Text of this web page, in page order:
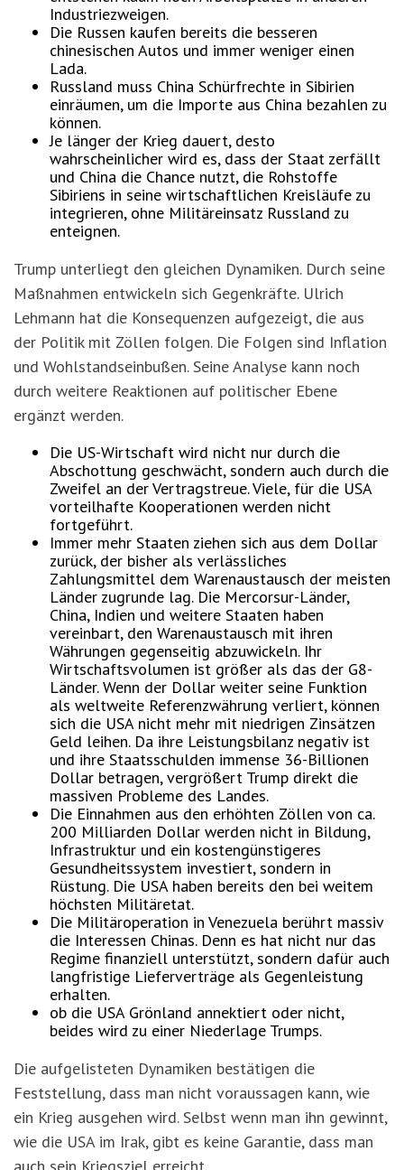
Industriezweigen.
Die Russen kaufen bereits die besseren
chinesischen Autos und immer weniger einen
Lada.
Russland muss China Schürfrechte in Sibirien
einräumen, um die Importe aus China bezahlen zu
können.
Je länger der Krieg dauert, desto
wahrscheinlicher wird es, dass der Staat zerfällt
und China die Chance nutzt, die Rohstoffe
Sibiriens in seine wirtschaftlichen Kreisläufe zu
integrieren, ohne Militäreinsatz Russland zu
enteignen.
Trump unterliegt den gleichen Dynamiken. Durch seine
Maßnahmen entwickeln sich Gegenkräfte. Ulrich
Lehmann hat die Konsequenzen aufgezeigt, die aus
der Politik mit Zöllen folgen. Die Folgen sind Inflation
und Wohlstandseinbußen. Seine Analyse kann noch
durch weitere Reaktionen auf politischer Ebene
ergänzt werden.
Die US-Wirtschaft wird nicht nur durch die
Abschottung geschwächt, sondern auch durch die
Zweifel an der Vertragstreue. Viele, für die USA
vorteilhafte Kooperationen werden nicht
fortgeführt.
Immer mehr Staaten ziehen sich aus dem Dollar
zurück, der bisher als verlässliches
Zahlungsmittel dem Warenaustausch der meisten
Länder zugrunde lag. Die Mercorsur-Länder,
China, Indien und weitere Staaten haben
vereinbart, den Warenaustausch mit ihren
Währungen gegenseitig abzuwickeln. Ihr
Wirtschaftsvolumen ist größer als das der G8-
Länder. Wenn der Dollar weiter seine Funktion
als weltweite Referenzwährung verliert, können
sich die USA nicht mehr mit niedrigen Zinsätzen
Geld leihen. Da ihre Leistungsbilanz negativ ist
und ihre Staatsschulden immense 36-Billionen
Dollar betragen, vergrößert Trump direkt die
massiven Probleme des Landes.
Die Einnahmen aus den erhöhten Zöllen von ca.
200 Milliarden Dollar werden nicht in Bildung,
Infrastruktur und ein kostengünstigeres
Gesundheitssystem investiert, sondern in
Rüstung. Die USA haben bereits den bei weitem
höchsten Militäretat.
Die Militäroperation in Venezuela berührt massiv
die Interessen Chinas. Denn es hat nicht nur das
Regime finanziell unterstützt, sondern dafür auch
langfristige Lieferverträge als Gegenleistung
erhalten.
ob die USA Grönland annektiert oder nicht,
beides wird zu einer Niederlage Trumps.
Die aufgelisteten Dynamiken bestätigen die
Feststellung, dass man nicht voraussagen kann, wie
ein Krieg ausgehen wird. Selbst wenn man ihn gewinnt,
wie die USA im Irak, gibt es keine Garantie, dass man